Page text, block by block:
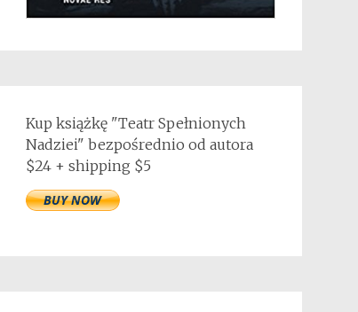
Kup książkę "Teatr Spełnionych
Nadziei" bezpośrednio od autora
$24 + shipping $5